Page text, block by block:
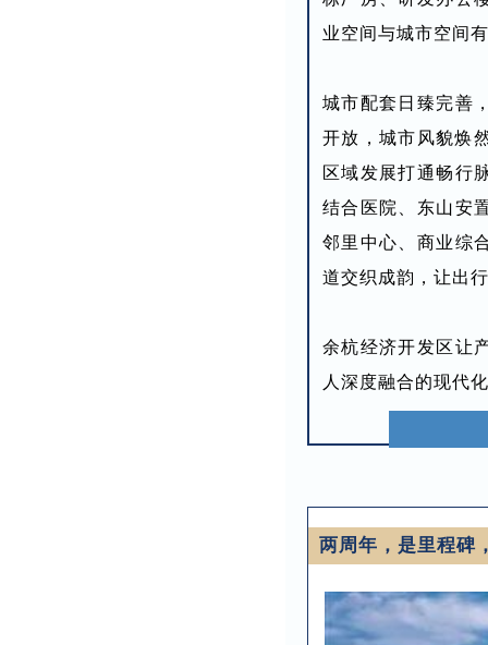
业空间与城市空间
城市配套日臻完善
开放，城市风貌焕
区域发展打通畅行
结合医院、东山安
邻里中心、商业综
道交织成韵，让出
余杭经济开发区让
人深度融合的现代
两周年，是里程碑